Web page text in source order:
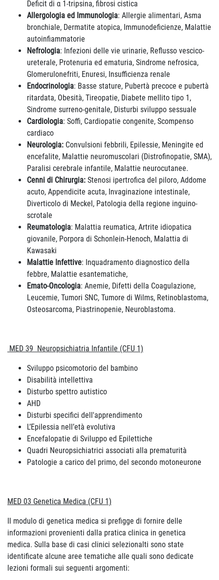
Deficit di α 1-tripsina, fibrosi cistica
Allergologia ed Immunologia: Allergie alimentari, Asma
bronchiale, Dermatite atopica, Immunodeficienze, Malattie
autoinfiammatorie
Nefrologia: Infezioni delle vie urinarie, Reflusso vescico-
ureterale, Protenuria ed ematuria, Sindrome nefrosica,
Glomerulonefriti, Enuresi, Insufficienza renale
Endocrinologia: Basse stature, Pubertà precoce e pubertà
ritardata, Obesità, Tireopatie, Diabete mellito tipo 1,
Sindrome surreno-genitale, Disturbi sviluppo sessuale
Cardiologia: Soffi, Cardiopatie congenite, Scompenso
cardiaco
Neurologia: Convulsioni febbrili, Epilessie, Meningite ed
encefalite, Malattie neuromuscolari (Distrofinopatie, SMA),
Paralisi cerebrale infantile, Malattie neurocutanee.
Cenni di Chirurgia: Stenosi ipertrofica del piloro, Addome
acuto, Appendicite acuta, Invaginazione intestinale,
Diverticolo di Meckel, Patologia della regione inguino-
scrotale
Reumatologia: Malattia reumatica, Artrite idiopatica
giovanile, Porpora di Schonlein-Henoch, Malattia di
Kawasaki
Malattie Infettive: Inquadramento diagnostico della
febbre, Malattie esantematiche,
Emato-Oncologia: Anemie, Difetti della Coagulazione,
Leucemie, Tumori SNC, Tumore di Wilms, Retinoblastoma,
Osteosarcoma, Piastrinopenie, Neuroblastoma.
MED 39 Neuropsichiatria Infantile (CFU 1)
Sviluppo psicomotorio del bambino
Disabilità intellettiva
Disturbo spettro autistico
AHD
Disturbi specifici dell'apprendimento
L’Epilessia nell’età evolutiva
Encefalopatie di Sviluppo ed Epilettiche
Quadri Neuropsichiatrici associati alla prematurità
Patologie a carico del primo, del secondo motoneurone
MED 03 Genetica Medica (CFU 1)
Il modulo di genetica medica si prefigge di fornire delle
informazioni provenienti dalla pratica clinica in genetica
medica. Sulla base di casi clinici selezionalti sono state
identificate alcune aree tematiche alle quali sono dedicate
lezioni formali sui seguenti argomenti: